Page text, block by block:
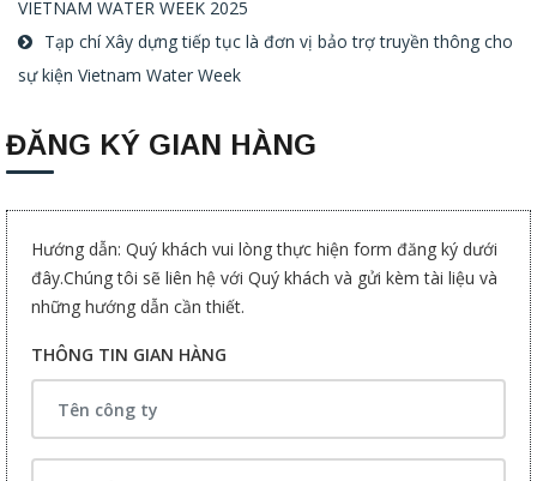
VIETNAM WATER WEEK 2025
Tạp chí Xây dựng tiếp tục là đơn vị bảo trợ truyền thông cho
sự kiện Vietnam Water Week
ĐĂNG KÝ GIAN HÀNG
Hướng dẫn: Quý khách vui lòng thực hiện form đăng ký dưới
đây.Chúng tôi sẽ liên hệ với Quý khách và gửi kèm tài liệu và
những hướng dẫn cần thiết.
THÔNG TIN GIAN HÀNG